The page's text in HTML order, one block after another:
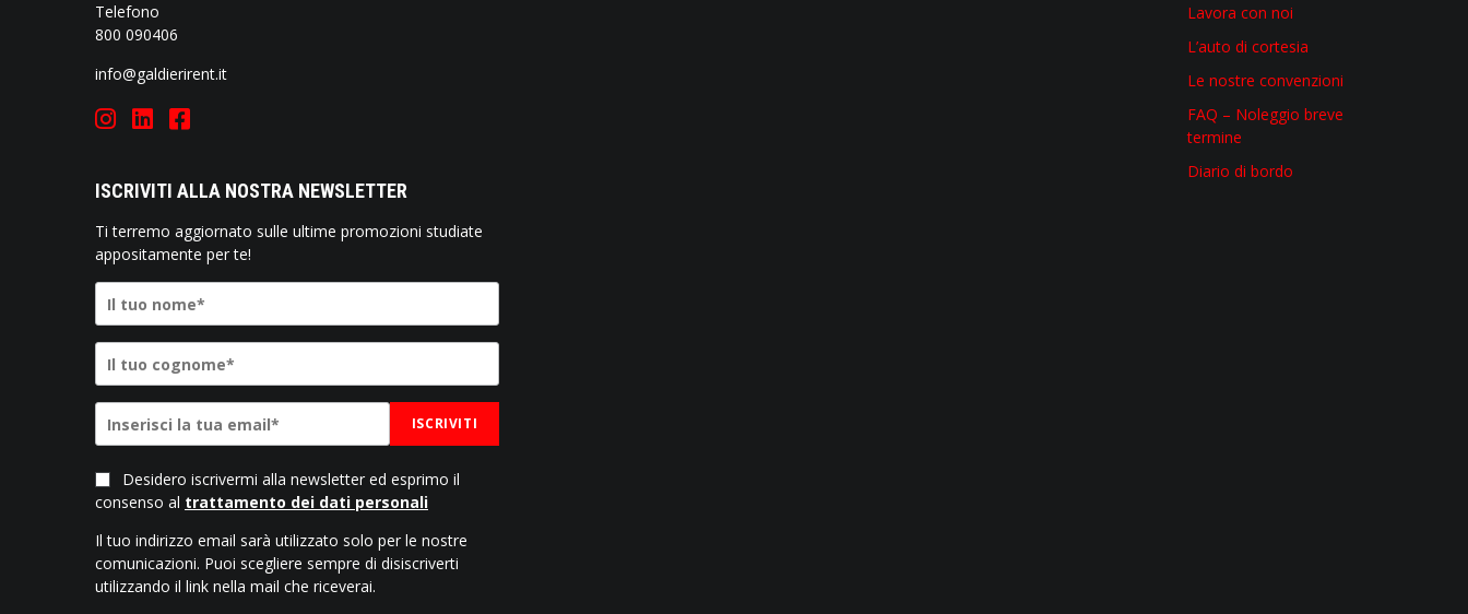
Telefono
800 090406
info@galdierirent.it
ISCRIVITI ALLA NOSTRA NEWSLETTER
Ti terremo aggiornato sulle ultime promozioni studiate
appositamente per te!
ISCRIVITI
Desidero iscrivermi alla newsletter ed esprimo il
consenso al trattamento dei dati personali
Il tuo indirizzo email sarà utilizzato solo per le nostre
comunicazioni. Puoi scegliere sempre di disiscriverti
utilizzando il link nella mail che riceverai.
Lavora con noi
L’auto di cortesia
Le nostre convenzioni
FAQ – Noleggio breve
termine
Diario di bordo